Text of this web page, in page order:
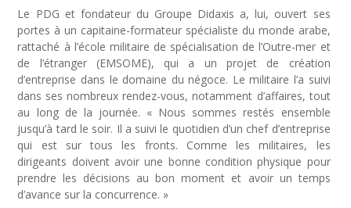
Le PDG et fondateur du Groupe Didaxis a, lui, ouvert ses
portes à un capitaine-formateur spécialiste du monde arabe,
rattaché à l’école militaire de spécialisation de l’Outre-mer et
de l’étranger (EMSOME), qui a un projet de création
d’entreprise dans le domaine du négoce. Le militaire l’a suivi
dans ses nombreux rendez-vous, notamment d’affaires, tout
au long de la journée. « Nous sommes restés ensemble
jusqu’à tard le soir. Il a suivi le quotidien d’un chef d’entreprise
qui est sur tous les fronts. Comme les militaires, les
dirigeants doivent avoir une bonne condition physique pour
prendre les décisions au bon moment et avoir un temps
d’avance sur la concurrence. »